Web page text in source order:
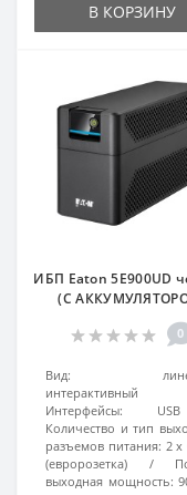
В КОРЗИНУ
ИБП Eaton 5E900UD
(С
0
Вид:
интерактивный
Интерфейсы:
USB
Количество и тип
разъемов питания: 2 х
(евророзетка)
выходная мощность: